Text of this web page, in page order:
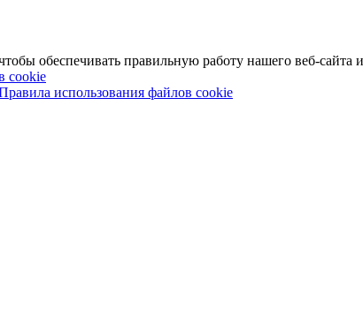
обеспечивать правильную работу нашего веб-сайта
cookie
использования файлов cookie